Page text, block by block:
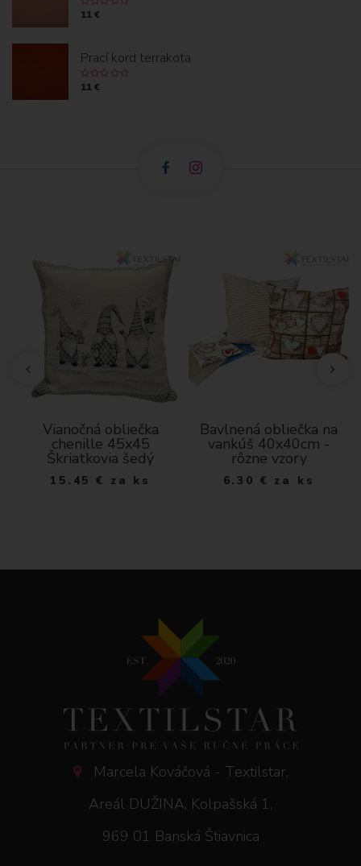
11 €
Prací kord terrakota
11 €
Vianočná obliečka
chenille 45x45
Škriatkovia šedý
15.45 € za ks
Bavlnená obliečka na
vankúš 40x40cm -
rôzne vzory
6.30 € za ks
Marcela Kováčová - Textilstar,
Areál DUŽINA, Kolpašská 1,
969 01 Banská Štiavnica